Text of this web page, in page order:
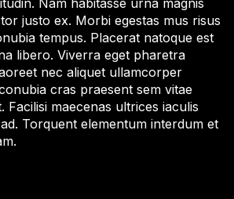
justo ex. Morbi egestas mus risus
tempus. Placerat natoque est
libero. Viverra eget pharetra
nec aliquet ullamcorper
cras praesent sem vitae
Facilisi maecenas ultrices iaculis
Torquent elementum interdum et